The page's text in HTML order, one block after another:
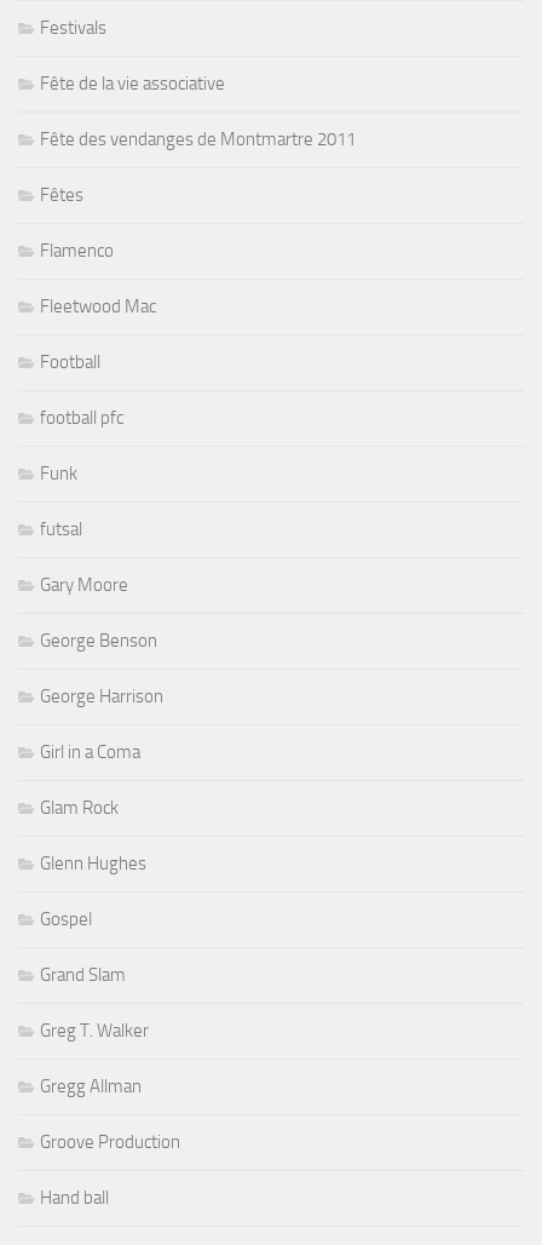
Festivals
Fête de la vie associative
Fête des vendanges de Montmartre 2011
Fêtes
Flamenco
Fleetwood Mac
Football
football pfc
Funk
futsal
Gary Moore
George Benson
George Harrison
Girl in a Coma
Glam Rock
Glenn Hughes
Gospel
Grand Slam
Greg T. Walker
Gregg Allman
Groove Production
Hand ball